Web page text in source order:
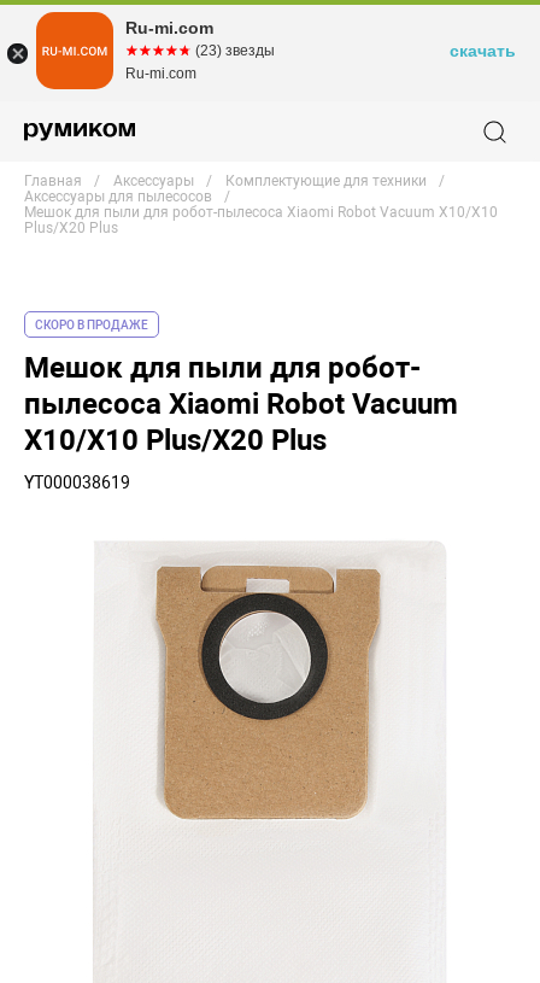
Главная Аксессуары
Комплектующие для техники
Аксессуары для пылесосов
Мешок для пыли для робот-пылесоса Xiaomi Robot Vacuum X10/X10
Plus/X20 Plus
СКОРО В ПРОДАЖЕ
Мешок для пыли для робот-
пылесоса Xiaomi Robot Vacuum
X10/X10 Plus/X20 Plus
YT000038619
Ru-mi.com
☆☆☆☆☆
★★★★★ (23) звезды
Ru-mi.com
скачать